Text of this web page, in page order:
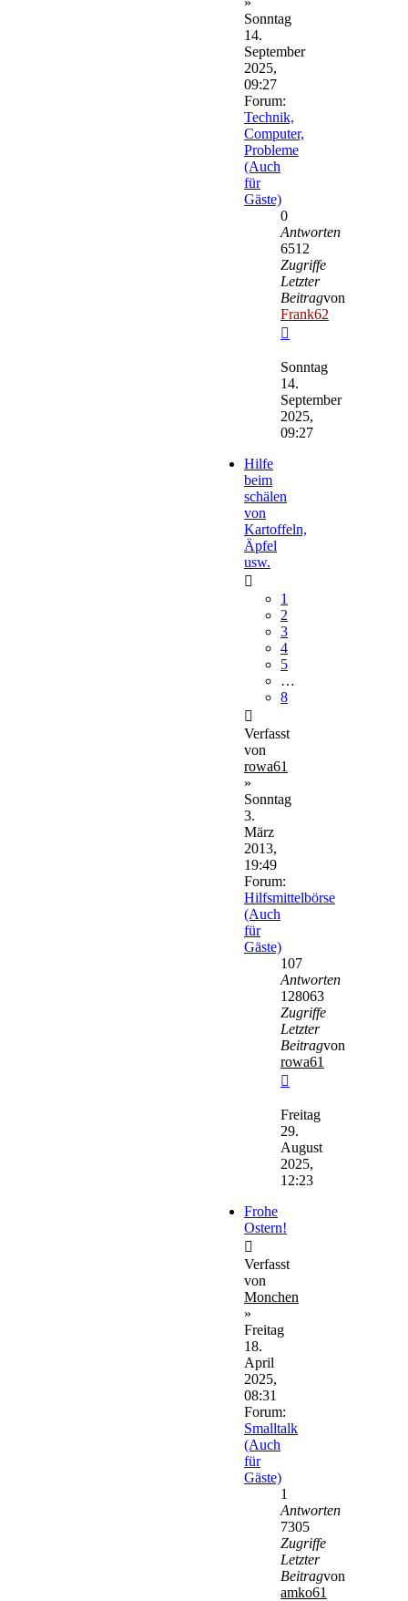
Sonntag
14.
September
2025,
09:27
Forum:
Technik,
Computer,
Probleme
(Auch
für
Gäste)
0
Antworten
6512
Zugriffe
Letzter
Beitragvon
Frank62
Beitrag
Sonntag
14.
September
2025,
09:27
Hilfe
beim
schälen
von
Kartoffeln,
Äpfel
usw.
1
2
3
4
5
…
8
Verfasst
von
rowa61
»
Sonntag
3.
März
2013,
19:49
Forum:
Hilfsmittelbörse
(Auch
für
Gäste)
107
Antworten
128063
Zugriffe
Letzter
Beitragvon
rowa61
Beitrag
Freitag
29.
August
2025,
12:23
Frohe
Ostern!
Verfasst
von
Monchen
»
Freitag
18.
April
2025,
08:31
Forum:
Smalltalk
(Auch
für
Gäste)
1
Antworten
7305
Zugriffe
Letzter
Beitragvon
amko61